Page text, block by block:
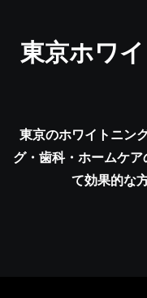
東京ホワ
東京のホワイトニン
グ・歯科・ホームケ
て効果的な